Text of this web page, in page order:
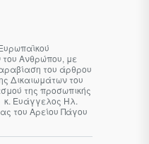
του Ανθρώπου, με
του άρθρου
Δικαιωμάτων του
της προσωπικής
κ. Ευάγγελος Ηλ.
του Αρείου Πάγου